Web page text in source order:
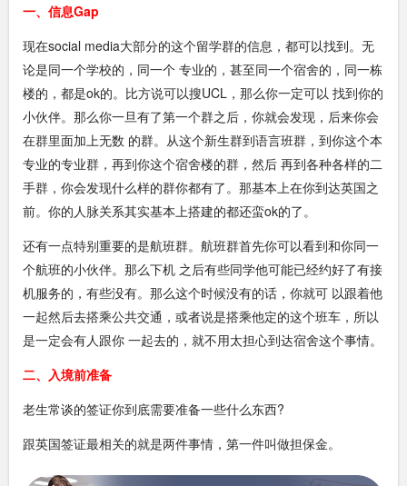
一、信息Gap
现在social media大部分的这个留学群的信息，都可以找到。无
论是同一个学校的，同一个 专业的，甚至同一个宿舍的，同一栋
楼的，都是ok的。比方说可以搜UCL，那么你一定可以 找到你的
小伙伴。那么你一旦有了第一个群之后，你就会发现，后来你会
在群里面加上无数 的群。从这个新生群到语言班群，到你这个本
专业的专业群，再到你这个宿舍楼的群，然后 再到各种各样的二
手群，你会发现什么样的群你都有了。那基本上在你到达英国之
前。你的人脉关系其实基本上搭建的都还蛮ok的了。
还有一点特别重要的是航班群。航班群首先你可以看到和你同一
个航班的小伙伴。那么下机 之后有些同学他可能已经约好了有接
机服务的，有些没有。那么这个时候没有的话，你就可 以跟着他
一起然后去搭乘公共交通，或者说是搭乘他定的这个班车，所以
是一定会有人跟你 一起去的，就不用太担心到达宿舍这个事情。
二、入境前准备
老生常谈的签证你到底需要准备一些什么东西?
跟英国签证最相关的就是两件事情，第一件叫做担保金。